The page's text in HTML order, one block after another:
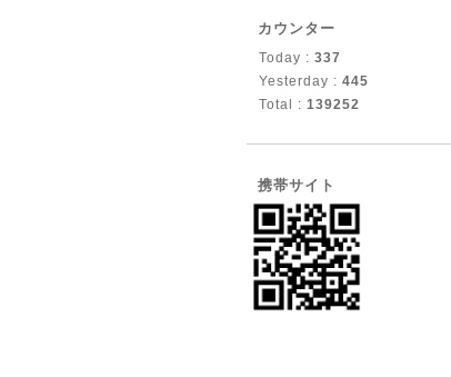
カウンター
Today : 337
Yesterday : 445
Total : 139252
携帯サイト